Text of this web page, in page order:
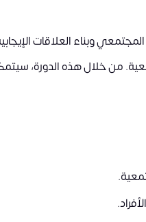
وبناء العلاقات الإيجابية
من خلال هذه الدورة،